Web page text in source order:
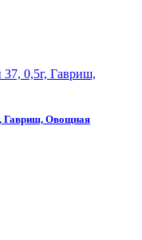
Гавриш, Овощная